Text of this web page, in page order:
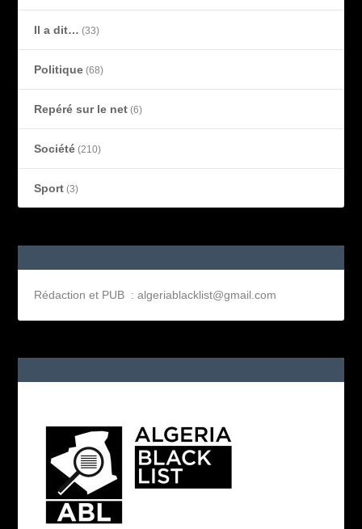
Il a dit… (33)
Politique (68)
Repéré sur le net (6)
Société (210)
Sport (3)
Rédaction et PUB : algeriablacklist@gmail.com